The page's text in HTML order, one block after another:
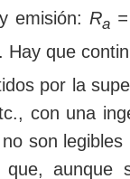
emisión: Ra
Hay que
por la
con una
son
aunque